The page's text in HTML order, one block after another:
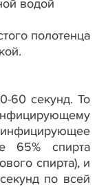
водой
полотенца
60 секунд. То
65% спирта
спирта), и
по всей